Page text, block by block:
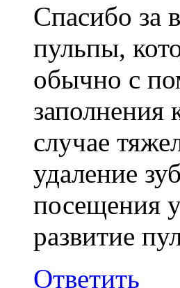
Спасибо за
пульпы,
обычно с
заполнения
случае
удаление
посещения
развитие
Ответить